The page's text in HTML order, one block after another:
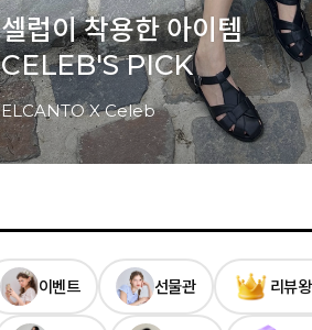
Last Summer
썸머 시즌 오프
UP TO 81%
이벤트 선물관 리뷰